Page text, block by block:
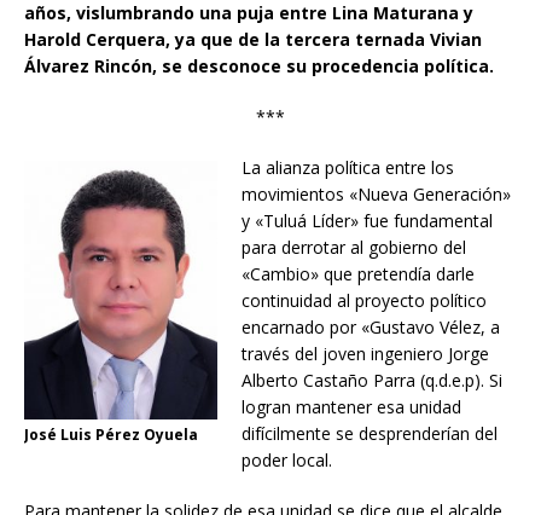
años, vislumbrando una puja entre Lina Maturana y
Harold Cerquera, ya que de la tercera ternada Vivian
Álvarez Rincón, se desconoce su procedencia política.
***
José Luis Pérez Oyuela
La alianza política entre los
movimientos «Nueva Generación»
y «Tuluá Líder» fue fundamental
para derrotar al gobierno del
«Cambio» que pretendía darle
continuidad al proyecto político
encarnado por «Gustavo Vélez, a
través del joven ingeniero Jorge
Alberto Castaño Parra (q.d.e.p). Si
logran mantener esa unidad
difícilmente se desprenderían del
poder local.